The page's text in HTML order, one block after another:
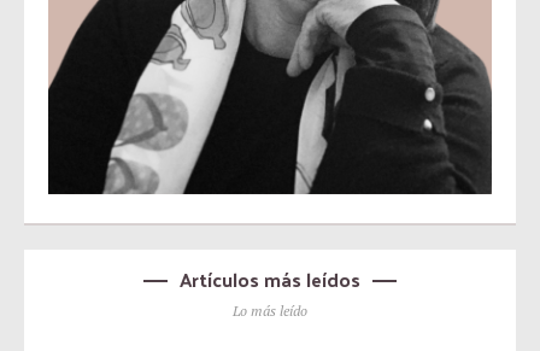
Artículos más leídos
Lo más leído